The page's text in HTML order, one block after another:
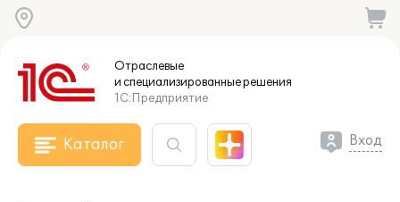
Отраслевые
и специализированныерешения
1С:Предприятие
Каталог Вход